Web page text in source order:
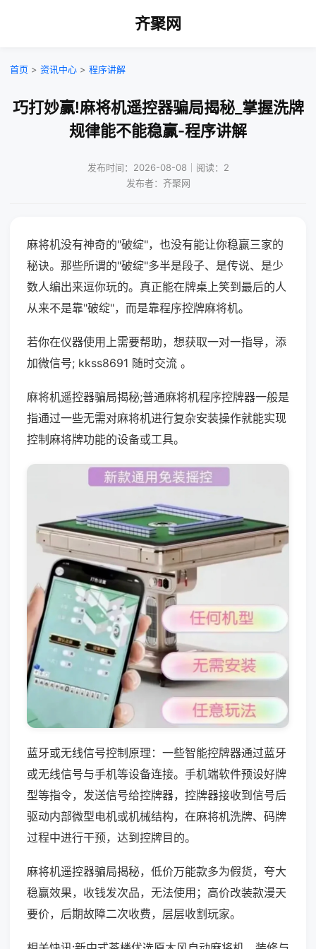
齐聚网
首页 > 资讯中心 > 程序讲解
巧打妙赢!麻将机遥控器骗局揭秘_掌握洗牌
规律能不能稳赢-程序讲解
发布时间：2026-08-08｜阅读：2
发布者：齐聚网
麻将机没有神奇的"破绽"，也没有能让你稳赢三家的
秘诀。那些所谓的"破绽"多半是段子、是传说、是少
数人编出来逗你玩的。真正能在牌桌上笑到最后的人
从来不是靠"破绽"，而是靠程序控牌麻将机。
若你在仪器使用上需要帮助，想获取一对一指导，添
加微信号; kkss8691 随时交流 。
麻将机遥控器骗局揭秘;普通麻将机程序控牌器一般是
指通过一些无需对麻将机进行复杂安装操作就能实现
控制麻将牌功能的设备或工具。
蓝牙或无线信号控制原理：一些智能控牌器通过蓝牙
或无线信号与手机等设备连接。手机端软件预设好牌
型等指令，发送信号给控牌器，控牌器接收到信号后
驱动内部微型电机或机械结构，在麻将机洗牌、码牌
过程中进行干预，达到控牌目的。
麻将机遥控器骗局揭秘，低价万能款多为假货，夸大
稳赢效果，收钱发次品，无法使用；高价改装款漫天
要价，后期故障二次收费，层层收割玩家。